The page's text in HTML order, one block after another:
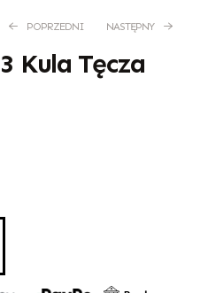
POPRZEDNI NASTĘPNY
Kula Tęcza